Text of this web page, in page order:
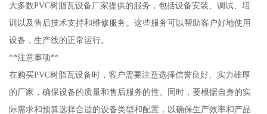
大多数PVC树脂瓦设备厂家提供的服务，包括设备安装、调试、培
训以及售后技术支持和维修服务。这些服务可以帮助客户好地使用
设备，生产线的正常运行。
**注意事项**
在购买PVC树脂瓦设备时，客户需要注意选择信誉良好、实力雄厚
的厂家，确保设备的质量和售后服务的性。同时，要根据自身的实
际需求和预算选择合适的设备类型和配置，以确保生产效率和产品